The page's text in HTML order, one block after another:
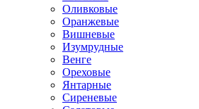
Оливковые
Оранжевые
Вишневые
Изумрудные
Венге
Ореховые
Янтарные
Сиреневые